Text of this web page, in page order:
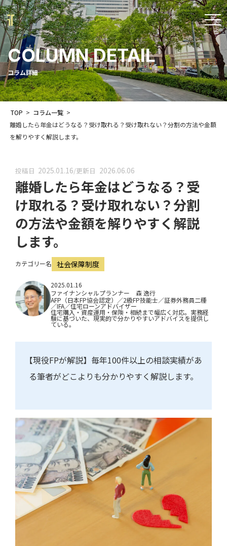
t
o
g
g
l
e
n
COLUMN DETAIL
コラム詳細
TOP > コラム一覧 >
離婚したら年金はどうなる？受け取れる？受け取れない？分割の方法や金額
を解りやすく解説します。
投稿日 2025.01.16/更新日 2026.06.06
離婚したら年金はどうなる？受
け取れる？受け取れない？分割
の方法や金額を解りやすく解説
します。
カテゴリー名 社会保障制度
2025.01.16
ファイナンシャルプランナー 森 逸行
AFP（日本FP協会認定）／2級FP技能士／証券外務員二種
／IFA／住宅ローンアドバイザー
住宅購入・資産運用・保険・相続まで幅広く対応。実務経
験に基づいた、現実的で分かりやすいアドバイスを提供し
ている。
【現役FPが解説】毎年100件以上の相談実績があ
る筆者がどこよりも分かりやすく解説します。